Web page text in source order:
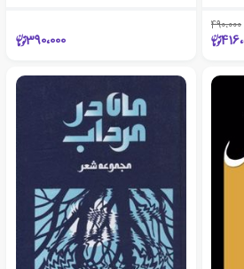
490،000
390،000